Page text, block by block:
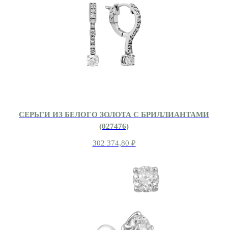
СЕРЬГИ ИЗ БЕЛОГО ЗОЛОТА С БРИЛЛИАНТАМИ
(027476)
302 374,80 ₽